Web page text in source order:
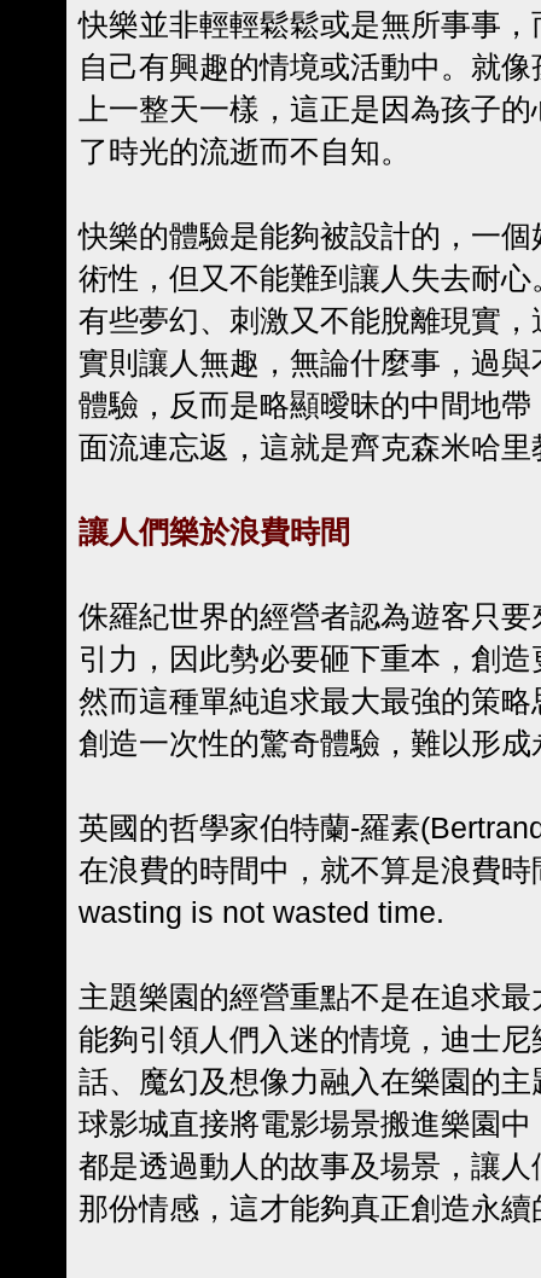
快樂並非輕輕鬆鬆或是無所事事
自己有興趣的情境或活動中。就
上一整天一樣，這正是因為孩子
了時光的流逝而不自知。
快樂的體驗是能夠被設計的，一
術性，但又不能難到讓人失去耐
有些夢幻、刺激又不能脫離現實
實則讓人無趣，無論什麼事，過
體驗，反而是略顯曖昧的中間地
面流連忘返，這就是齊克森米哈
讓人們樂於浪費時間
侏羅紀世界的經營者認為遊客只
引力，因此勢必要砸下重本，創
然而這種單純追求最大最強的策
創造一次性的驚奇體驗，難以形
英國的哲學家伯特蘭-羅素
在浪費的時間中，就不算是浪費
wasting is not wasted time.
主題樂園的經營重點不是在追求
能夠引領人們入迷的情境，迪士
話、魔幻及想像力融入在樂園的
球影城直接將電影場景搬進樂園
都是透過動人的故事及場景，讓
那份情感，這才能夠真正創造永